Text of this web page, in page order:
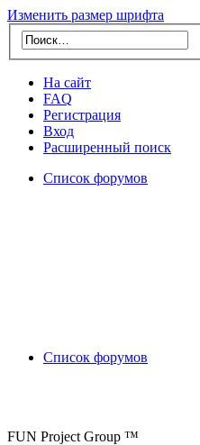
Изменить размер шрифта
На сайт
FAQ
Регистрация
Вход
Расширенный поиск
Список форумов
Список форумов
FUN Project Group ™